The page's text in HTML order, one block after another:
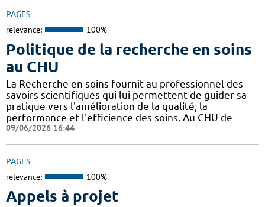
PAGES
relevance: 100%
Politique de la recherche en soins
au CHU
La Recherche en soins fournit au professionnel des
savoirs scientifiques qui lui permettent de guider sa
pratique vers l'amélioration de la qualité, la
performance et l'efficience des soins. Au CHU de
09/06/2026 16:44
PAGES
relevance: 100%
Appels à projet